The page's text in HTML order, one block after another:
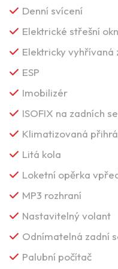
Denní svícení
Elektrické střešní
Elektricky vyhřívaná
ESP
Imobilizér
ISOFIX na zadních
Klimatizovaná
Litá kola
Loketní opěrka
MP3 rozhraní
Nastavitelný volant
Odnímatelná zadní
Palubní počítač